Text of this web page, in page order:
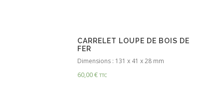
CARRELET LOUPE DE BOIS DE
FER
Dimensions : 131 x 41 x 28 mm
60,00€ TTC